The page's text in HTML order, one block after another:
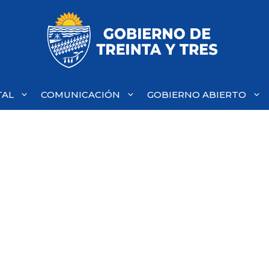
COMUNICACIÓN GOBIERNO ABIERTO